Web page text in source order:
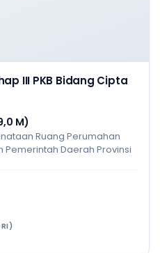
III PKB Bidang Cipta
M)
Ruang Perumahan
Daerah Provinsi